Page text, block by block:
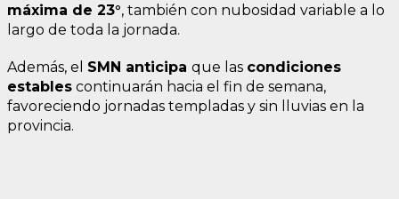
máxima de 23°, también con nubosidad variable a lo
largo de toda la jornada.
Además, el SMN anticipa que las condiciones
estables continuarán hacia el fin de semana,
favoreciendo jornadas templadas y sin lluvias en la
provincia.